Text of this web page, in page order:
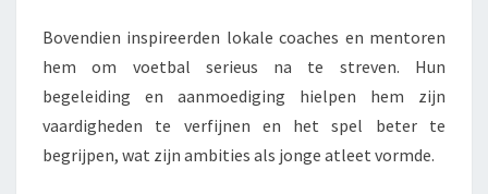
Bovendien inspireerden lokale coaches en mentoren
hem om voetbal serieus na te streven. Hun
begeleiding en aanmoediging hielpen hem zijn
vaardigheden te verfijnen en het spel beter te
begrijpen, wat zijn ambities als jonge atleet vormde.